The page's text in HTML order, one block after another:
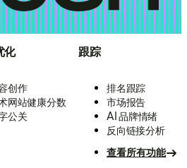
化
创作
网站健康分数
公关
跟踪
排名跟踪
市场报告
AI 品牌情绪
反向链接分析
查看所有功能